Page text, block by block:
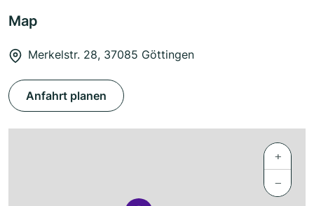
Map
Merkelstr. 28, 37085 Göttingen
Anfahrt planen
+
−